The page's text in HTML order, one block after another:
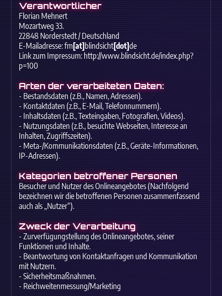
Verantwortlicher
Florian Mehnert
Mozartweg 33.
22848 Norderstedt / Deutschland
E-Mailadresse: fm [at] blindsicht[dot]de
Link zum Impressum: http://www.blindsicht.de/index.php?
p=100
Arten der verarbeiteten Daten:
- Bestandsdaten (z.B., Namen, Adressen).
- Kontaktdaten (z.B., E-Mail, Telefonnummern).
- Inhaltsdaten (z.B., Texteingaben, Fotografien, Videos).
- Nutzungsdaten (z.B., besuchte Webseiten, Interesse an
Inhalten, Zugriffszeiten).
- Meta-/Kommunikationsdaten (z.B., Geräte-Informationen,
IP-Adressen).
Kategorien betroffener Personen
Besucher und Nutzer des Onlineangebotes (Nachfolgend
bezeichnen wir die betroffenen Personen zusammenfassend
auch als „Nutzer“).
Zweck der Verarbeitung
- Zurverfügungstellung des Onlineangebotes, seiner
Funktionen und Inhalte.
- Beantwortung von Kontaktanfragen und Kommunikation
mit Nutzern.
- Sicherheitsmaßnahmen.
- Reichweitenmessung/Marketing